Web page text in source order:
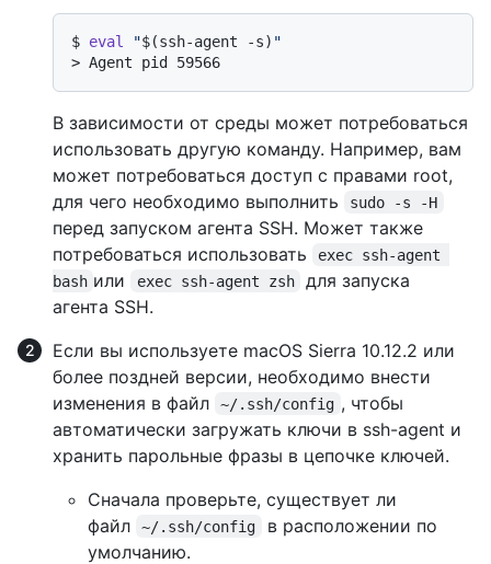
$ eval "$(ssh-agent -s) "
> Agent pid 59566
В зависимости от среды может потребоваться
использовать другую команду. Например, вам
может потребоваться доступ с правами root,
для чего необходимо выполнить
sudo -s -H
перед запуском агента SSH. Может также
потребоваться использовать
exec ssh-agent
bash или exec ssh-agent zsh
для запуска
агента SSH.
Если вы используете macOS Sierra 10.12.2 или
более поздней версии, необходимо внести
изменения в файл
~/.ssh/config , чтобы
автоматически загружать ключи в ssh-agent и
хранить парольные фразы в цепочке ключей.
Сначала проверьте, существует ли
файл
~/.ssh/config
в расположении по
умолчанию.